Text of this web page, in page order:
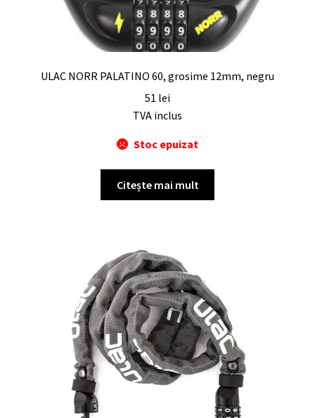
ULAC NORR PALATINO 60, grosime 12mm, negru
51 lei
TVA inclus
Stoc epuizat
Citește mai mult